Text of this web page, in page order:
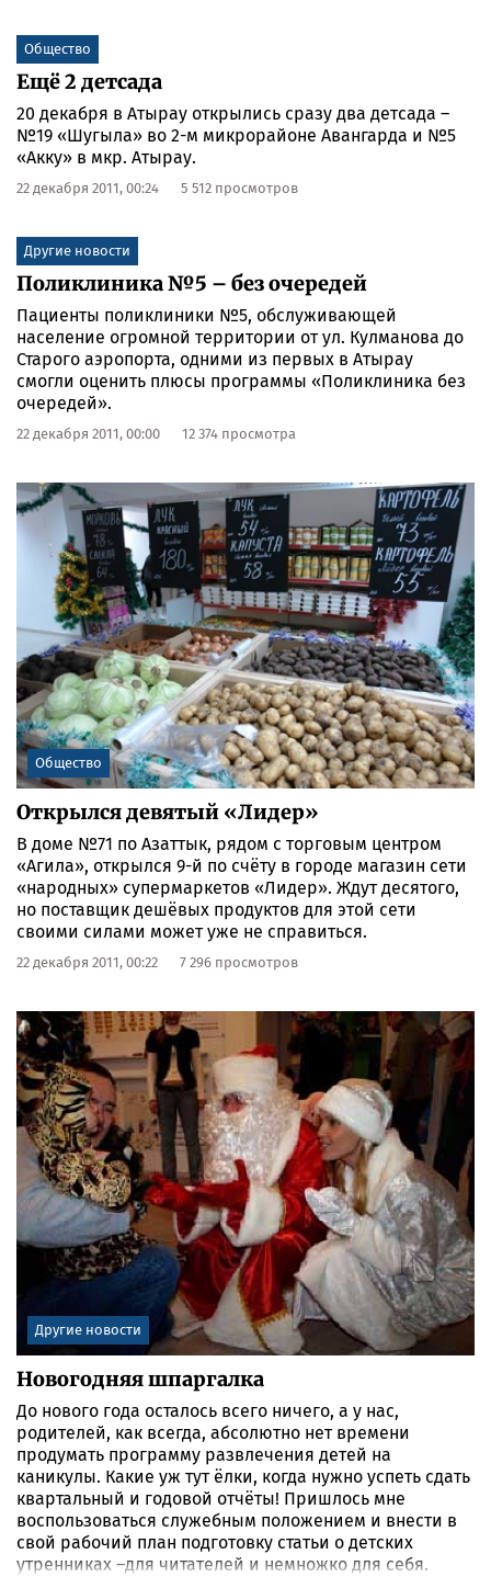
раскрывшейся розы, – сегодня главная тема
нетерпеливого шёпота оживших грифелей и холстов.
Общество
Ещё 2 детсада
20 декабря в Атырау открылись сразу два детсада –
№19 «Шугыла» во 2-м микрорайоне Авангарда и №5
«Акку» в мкр. Атырау.
22 декабря 2011, 00:24 5 512 просмотров
Другие новости
Поликлиника №5 – без очередей
Пациенты поликлиники №5, обслуживающей
население огромной территории от ул. Кулманова до
Старого аэропорта, одними из первых в Атырау
смогли оценить плюсы программы «Поликлиника без
очередей».
22 декабря 2011, 00:00 12 374 просмотра
Общество
Открылся девятый «Лидер»
В доме №71 по Азаттык, рядом с торговым центром
«Агила», открылся 9-й по счёту в городе магазин сети
«народных» супермаркетов «Лидер». Ждут десятого,
но поставщик дешёвых продуктов для этой сети
своими силами может уже не справиться.
22 декабря 2011, 00:22 7 296 просмотров
Другие новости
Новогодняя шпаргалка
До нового года осталось всего ничего, а у нас,
родителей, как всегда, абсолютно нет времени
продумать программу развлечения детей на
каникулы. Какие уж тут ёлки, когда нужно успеть сдать
квартальный и годовой отчёты! Пришлось мне
воспользоваться служебным положением и внести в
свой рабочий план подготовку статьи о детских
утренниках –для читателей и немножко для себя.